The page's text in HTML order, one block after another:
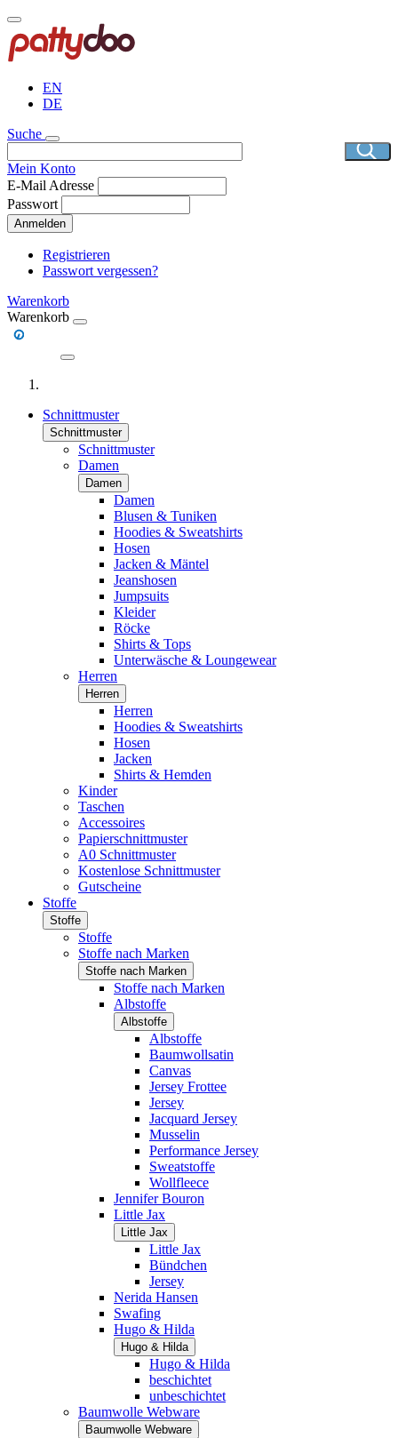
Direkt
zum
Inhalt
EN
DE
Suche
Mein Konto
E-Mail Adresse
Passwort
Anmelden
Registrieren
Passwort vergessen?
Warenkorb
Warenkorb
Schnittmuster
Schnittmuster
Schnittmuster
Damen
Damen
Damen
Blusen & Tuniken
Hoodies & Sweatshirts
Hosen
Jacken & Mäntel
Jeanshosen
Jumpsuits
Kleider
Röcke
Shirts & Tops
Unterwäsche & Loungewear
Herren
Herren
Herren
Hoodies & Sweatshirts
Hosen
Jacken
Shirts & Hemden
Kinder
Taschen
Accessoires
Papierschnittmuster
A0 Schnittmuster
Kostenlose Schnittmuster
Gutscheine
Stoffe
Stoffe
Stoffe
Stoffe nach Marken
Stoffe nach Marken
Stoffe nach Marken
Albstoffe
Albstoffe
Albstoffe
Baumwollsatin
Canvas
Jersey Frottee
Jersey
Jacquard Jersey
Musselin
Performance Jersey
Sweatstoffe
Wollfleece
Jennifer Bouron
Little Jax
Little Jax
Little Jax
Bündchen
Jersey
Nerida Hansen
Swafing
Hugo & Hilda
Hugo & Hilda
Hugo & Hilda
beschichtet
unbeschichtet
Baumwolle Webware
Baumwolle Webware